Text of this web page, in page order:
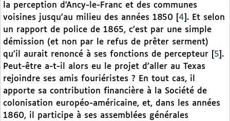
la perception d’Ancy-le-Franc et des communes
voisines jusqu’au milieu des années 1850
4 . Et selon
un rapport de police de 1865, c’est par une simple
démission (et non par le refus de prêter serment)
qu’il aurait renoncé à ses fonctions de percepteur
5 .
Peut-être a-t-il alors eu le projet d’aller au Texas
rejoindre ses amis fouriéristes ? En tout cas, il
apporte sa contribution financière à la Société de
colonisation européo-américaine, et, dans les années
1860, il participe à ses assemblées générales